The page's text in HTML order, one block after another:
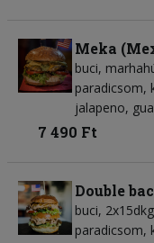
Meka
buci,
paradicsom,
jalapeno,
7 490 Ft
Double
buci,
paradicsom,